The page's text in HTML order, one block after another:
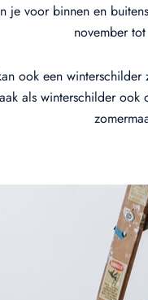
je voor binnen en
november
ook een
als winterschilder